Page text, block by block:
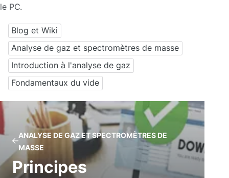
le PC.
Blog et Wiki
Analyse de gaz et spectromètres de masse
Introduction à l'analyse de gaz
Fondamentaux du vide
ANALYSE DE GAZ ET SPECTROMÈTRES DE
MASSE
Principes